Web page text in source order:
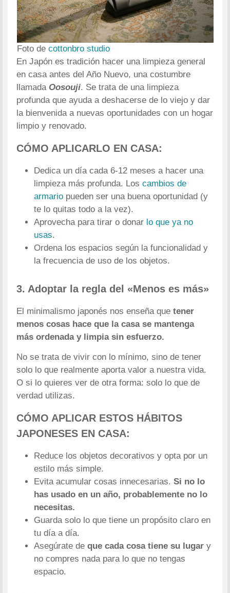
Foto de cottonbro studio
En Japón es tradición hacer una limpieza general
en casa antes del Año Nuevo, una costumbre
llamada Oosouji. Se trata de una limpieza
profunda que ayuda a deshacerse de lo viejo y dar
la bienvenida a nuevas oportunidades con un hogar
limpio y renovado.
CÓMO APLICARLO EN CASA:
Dedica un día cada 6-12 meses a hacer una
limpieza más profunda. Loscambios de
armario pueden ser una buena oportunidad (y
te lo quitas todo a la vez).
Aprovecha para tirar o donar lo que ya no
usas.
Ordena los espacios según la funcionalidad y
la frecuencia de uso de los objetos.
3. Adoptar la regla del «Menos es más»
El minimalismo japonés nos enseña quetener
menos cosas hace que la casa se mantenga
más ordenada y limpia sin esfuerzo.
No se trata de vivir con lo mínimo, sino de tener
solo lo que realmente aporta valor a nuestra vida.
O si lo quieres ver de otra forma: solo lo que de
verdad utilizas.
CÓMO APLICAR ESTOS HÁBITOS
JAPONESES EN CASA:
Reduce los objetos decorativos y opta por un
estilo más simple.
Evita acumular cosas innecesarias.Si no lo
has usado en un año, probablemente no lo
necesitas.
Guarda solo lo que tiene un propósito claro en
tu día a día.
Asegúrate deque cada cosa tiene su lugar y
no compres nada para lo que no tengas
espacio.